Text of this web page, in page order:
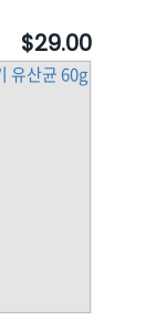
$29.00